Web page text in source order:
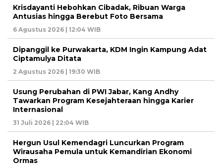
Krisdayanti Hebohkan Cibadak, Ribuan Warga
Antusias hingga Berebut Foto Bersama
6 Agustus 2026 | 12:04 WIB
Dipanggil ke Purwakarta, KDM Ingin Kampung Adat
Ciptamulya Ditata
2 Agustus 2026 | 19:30 WIB
Usung Perubahan di PWI Jabar, Kang Andhy
Tawarkan Program Kesejahteraan hingga Karier
Internasional
31 Juli 2026 | 22:04 WIB
Hergun Usul Kemendagri Luncurkan Program
Wirausaha Pemula untuk Kemandirian Ekonomi
Ormas